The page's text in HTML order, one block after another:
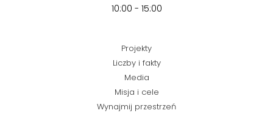
10:00 - 15:00
Projekty
Liczby i fakty
Media
Misja i cele
Wynajmij przestrzeń